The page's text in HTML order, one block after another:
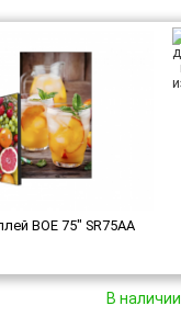
BOE 75" SR75AA
В наличии